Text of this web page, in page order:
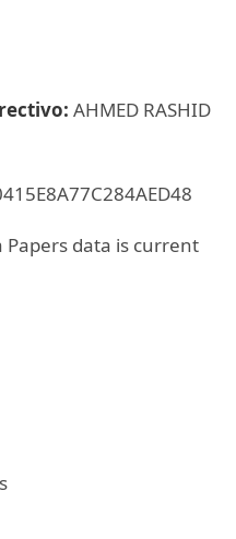
AHMED RASHID
Papers data is current